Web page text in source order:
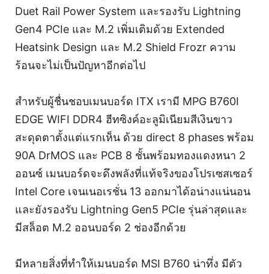
Duet Rail Power System และรองรับ Lightning
Gen4 PCIe และ M.2 เพิ่มเติมด้วย Extended
Heatsink Design และ M.2 Shield Frozr ความ
ร้อนจะไม่เป็นปัญหาอีกต่อไป
สำหรับผู้ชื่นชอบเมนบอร์ด ITX เรามี MPG B760I
EDGE WIFI DDR4 ฮีทซิงค์อะลูมิเนียมสีเงินขาว
สะดุดตาตั้งแต่แรกเห็น ด้วย direct 8 phases พร้อม
90A DrMOS และ PCB 8 ชั้นพร้อมทองแดงหนา 2
ออนซ์ เมนบอร์ดจะดึงพลังที่แท้จริงของโปรเซสเซอร์
Intel Core เจนเนอเรชั่น 13 ออกมาได้อน่างแน่นอน
และยังรองรับ Lightning Gen5 PCIe รุ่นล่าสุดและ
มีสล็อต M.2 ออนบอร์ด 2 ช่องอีกด้วย
มีหลายสิ่งที่ทำให้เมนบอร์ด MSI B760 น่าทึ่ง มีตัว